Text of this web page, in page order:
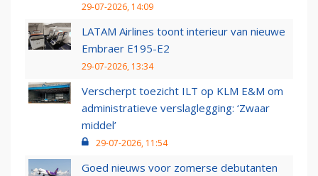
29-07-2026, 14:09
LATAM Airlines toont interieur van nieuwe
Embraer E195-E2
29-07-2026, 13:34
Verscherpt toezicht ILT op KLM E&M om
administratieve verslaglegging: ‘Zwaar
middel’
29-07-2026, 11:54
Goed nieuws voor zomerse debutanten